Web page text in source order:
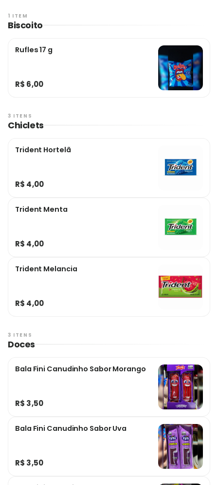
1 ITEM
Biscoito
Rufles 17 g
R$ 6,00
3 ITENS
Chiclets
Trident Hortelã
R$ 4,00
Trident Menta
R$ 4,00
Trident Melancia
R$ 4,00
3 ITENS
Doces
Bala Fini Canudinho Sabor Morango
R$ 3,50
Bala Fini Canudinho Sabor Uva
R$ 3,50